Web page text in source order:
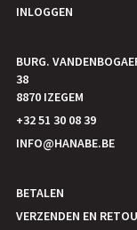
INLOGGEN
BURG.
38
8870 IZEGEM
+32 51 30 08 39
INFO@HANABE.BE
BETALEN
VERZENDEN EN